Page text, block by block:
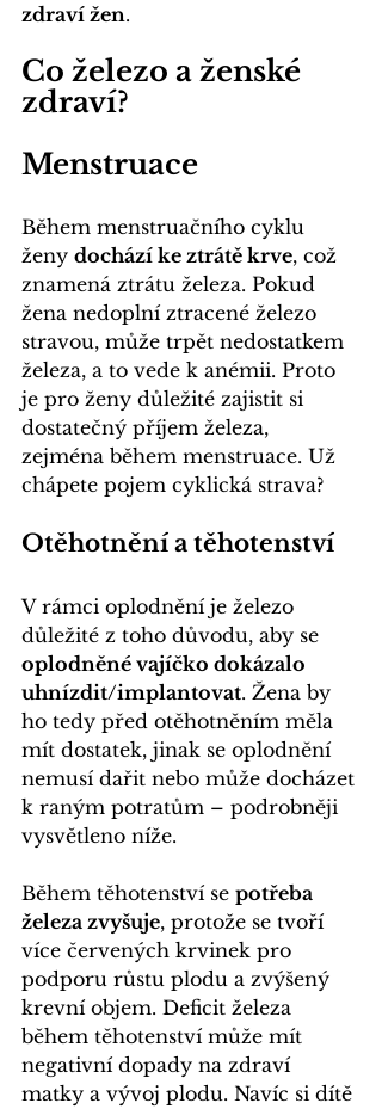
zdraví žen
Co železo a ženské
zdraví?
Menstruace
Během menstruačního cyklu
ženy dochází ke ztrátě krve, což
znamená ztrátu železa. Pokud
žena nedoplní ztracené železo
stravou, může trpět nedostatkem
železa, a to vede k anémii. Proto
je pro ženy důležité zajistit si
dostatečný příjem železa,
zejména během menstruace. Už
chápete pojem cyklická strava?
Otěhotnění a těhotenství
V rámci oplodnění je železo
důležité z toho důvodu, aby se
oplodněné vajíčko dokázalo
uhnízdit/implantovat. Žena by
ho tedy před otěhotněním měla
mít dostatek, jinak se oplodnění
nemusí dařit nebo může docházet
k raným potratům – podrobněji
vysvětleno níže.
Během těhotenství se potřeba
železa zvyšuje, protože se tvoří
více červených krvinek pro
podporu růstu plodu a zvýšený
krevní objem. Deficit železa
během těhotenství může mít
negativní dopady na zdraví
matky a vývoj plodu. Navíc si dítě